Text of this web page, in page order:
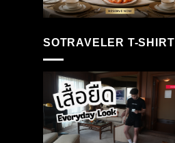
SOTRAVELER T-SHIRT